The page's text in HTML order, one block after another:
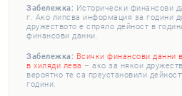
Забележка: Исторически финансови
г. Ако липсва информация за години
дружеството е спряло дейност в
финансови данни.
Забележка: Всички финансови данни
в хиляди лева – ако за някои
вероятно те са преустановили
години.